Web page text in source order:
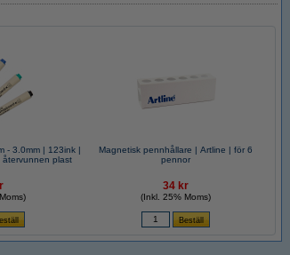
- 3.0mm | 123ink |
återvunnen plast
Magnetisk pennhållare | Artline | för 6
pennor
34 kr
(Inkl. 25% Moms)